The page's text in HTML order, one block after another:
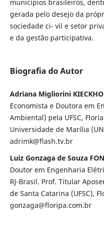
municípios brasileiros,
gerada pelo desejo da
sociedade ci- vil e setor
e da gestão participativa.
Biografia do Autor
Adriana Migliorini
Economista e Doutora em
Ambiental) pela UFSC,
Universidade de Marília
adrimk@flash.tv.br
Luiz Gonzaga de Souza
Doutor em Engenharia
RJ-Brasil. Prof. Titular
de Santa Catarina (UFSC),
gonzaga@floripa.com.br